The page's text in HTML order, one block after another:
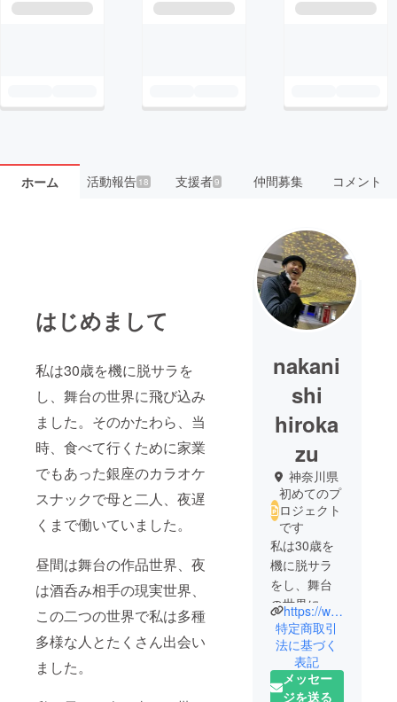
ホーム 活動報告18 支援者9 仲間募集 コメント
はじめまして
私は30歳を機に脱サラを
し、舞台の世界に飛び込み
ました。そのかたわら、当
時、食べて行くために家業
でもあった銀座のカラオケ
スナックで母と二人、夜遅
くまで働いていました。
昼間は舞台の作品世界、夜
は酒呑み相手の現実世界、
この二つの世界で私は多種
多様な人とたくさん出会い
ました。
nakani
shi
hiroka
zu
神奈川県
初めてのプ
ロジェクト
です
私は30歳を
機に脱サラ
をし、舞台
の世界に飛
び込みまし
た。そのか
たわら、家
業である銀
https://www.drill-manjuu.com/
特定商取引
法に基づく
表記
メッセー
ジを送る